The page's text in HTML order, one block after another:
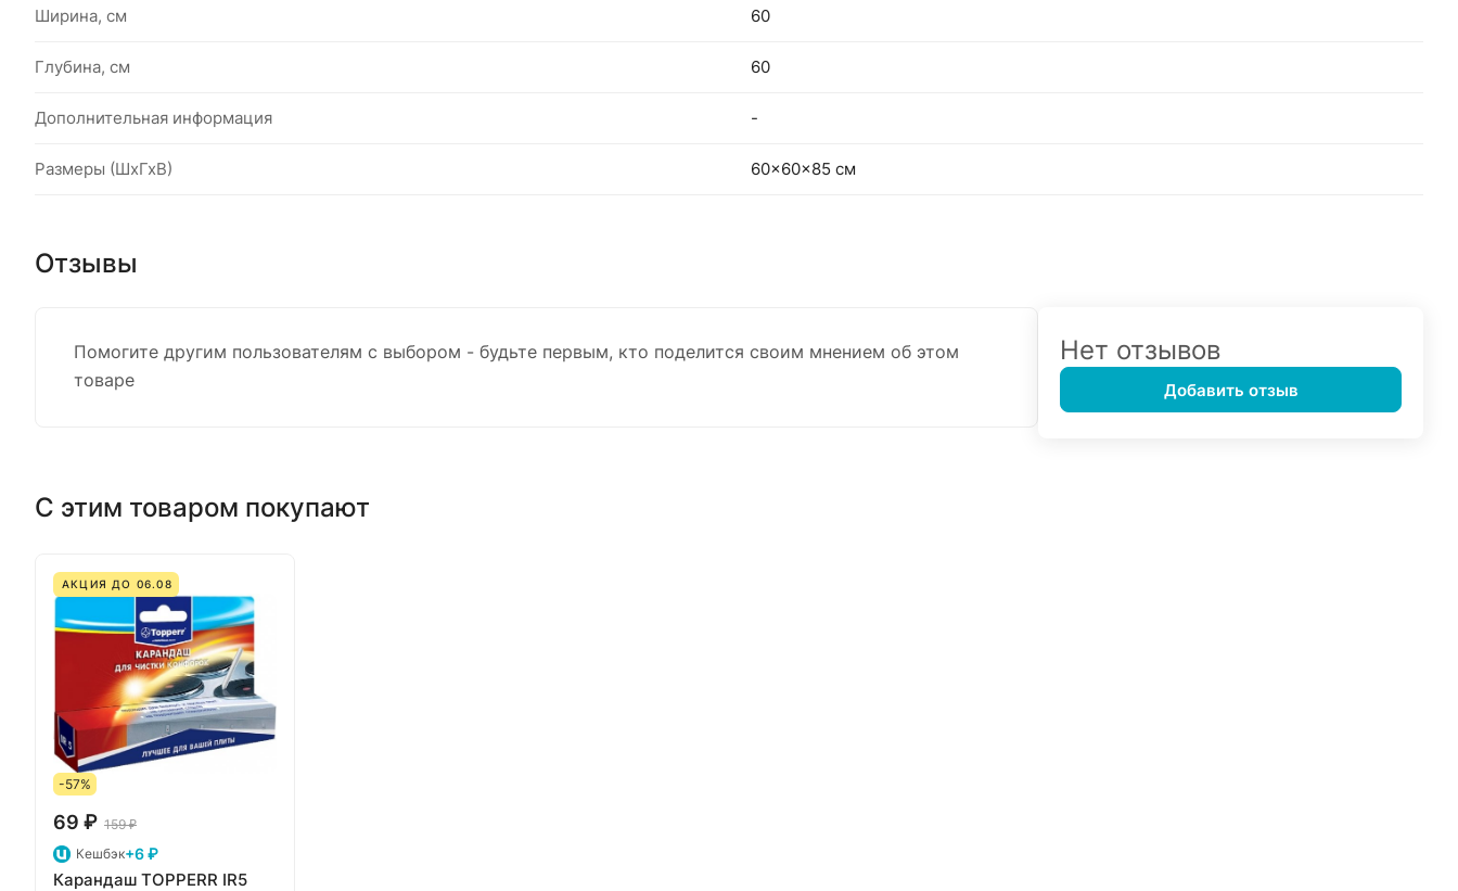
Ширина, см 60
Глубина, см 60
Дополнительная информация -
Размеры (ШхГхВ) 60x60x85 см
Отзывы
Помогите другим пользователям с выбором - будьте первым, кто поделится своим мнением об этом
товаре
Нет отзывов
Добавить отзыв
С этим товаром покупают
АКЦИЯ ДО 06.08
-57%
69 ₽ 159 ₽
Кешбэк+6 ₽
Карандаш TOPPERR IR5